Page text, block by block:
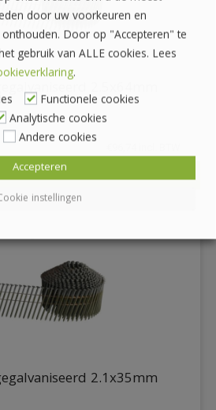
DETAILS
2.5x64mm
BEKIJKEN
2.1x35mm
door uw voorkeuren en
Door op "Accepteren" te
gebruik van ALLE cookies. Lees
.
Functionele cookies
Analytische cookies
Andere cookies
instellingen
Accepteren